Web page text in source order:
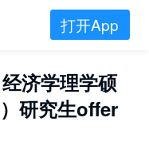
打开App
济学理学硕
研究生offer